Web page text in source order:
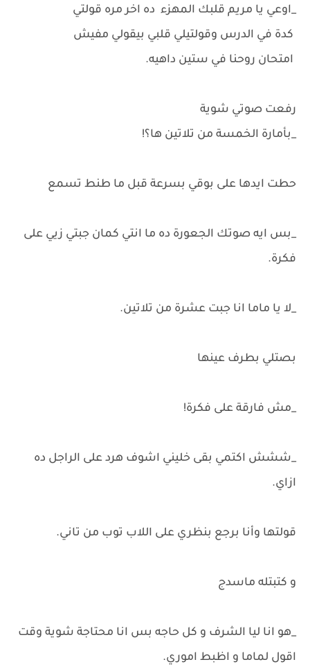
_اوعي يا مريم قلبك المهزء ده اخر مره قولتي
كدة في الدرس وقولتيلي قلبي بيقولي مفيش
امتحان روحنا في ستين داهيه.
رفعت صوتي شوية
_بأمارة الخمسة من تلاتين ها؟!
حطت ايدها على بوقي بسرعة قبل ما طنط تسمع
_بس ايه صوتك الجعورة ده ما انتي كمان جبتي زيي على
فكرة.
_لا يا ماما انا جبت عشرة من تلاتين.
بصتلي بطرف عينها
_مش فارقة على فكرة!
_ششش اكتمي بقى خليني اشوف هرد على الراجل ده
ازاي.
قولتها وأنا برجع بنظري على اللاب توب من تاني.
و كتبتله ماسدج
_هو انا ليا الشرف و كل حاجه بس انا محتاجة شوية وقت
اقول لماما و اظبط اموري.